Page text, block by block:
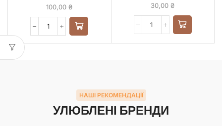
100,00₴ 30,00₴
НАШІ РЕКОМЕНДАЦІЇ
УЛЮБЛЕНІ БРЕНДИ